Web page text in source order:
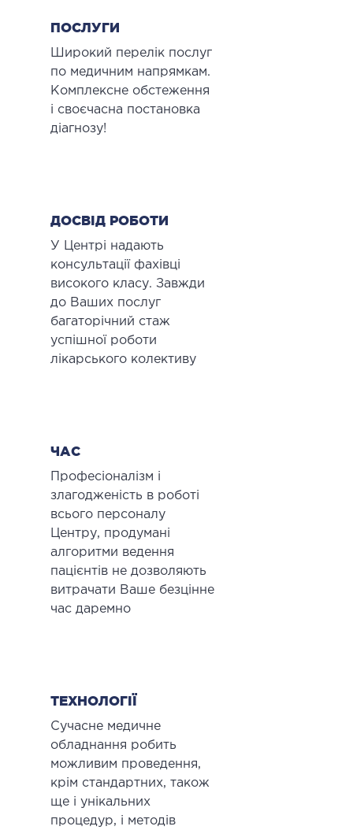
ТА ОРТОПЕДІЯ
опорно-рухового апарату
(травматологічний пункт)
оперативних втручань
і гемосорбція
послуги
ПОСЛУГИ
Широкий перелік послуг
по медичним напрямкам.
Комплексне обстеження
і своєчасна постановка
діагнозу!
ДОСВІД РОБОТИ
У Центрі надають
консультації фахівці
високого класу. Завжди
до Ваших послуг
багаторічний стаж
успішної роботи
лікарського колективу
ЧАС
Професіоналізм і
злагодженість в роботі
всього персоналу
Центру, продумані
алгоритми ведення
пацієнтів не дозволяють
витрачати Ваше безцінне
час даремно
ТЕХНОЛОГІЇ
Сучасне медичне
обладнання робить
можливим проведення,
крім стандартних, також
ще і унікальних
процедур, і методів